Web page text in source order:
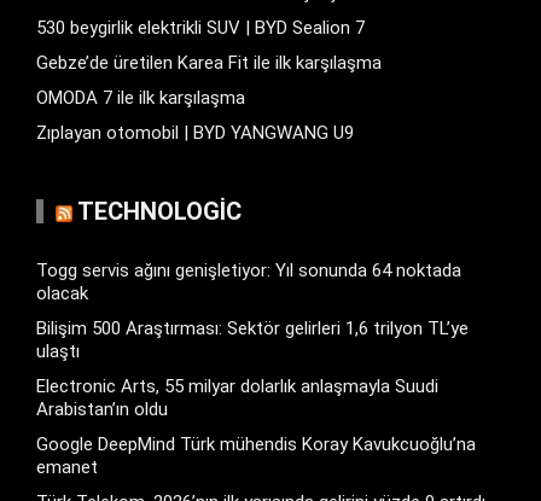
530 beygirlik elektrikli SUV | BYD Sealion 7
Gebze’de üretilen Karea Fit ile ilk karşılaşma
OMODA 7 ile ilk karşılaşma
Zıplayan otomobil | BYD YANGWANG U9
TECHNOLOGIC
Togg servis ağını genişletiyor: Yıl sonunda 64 noktada
olacak
Bilişim 500 Araştırması: Sektör gelirleri 1,6 trilyon TL’ye
ulaştı
Electronic Arts, 55 milyar dolarlık anlaşmayla Suudi
Arabistan’ın oldu
Google DeepMind Türk mühendis Koray Kavukcuoğlu’na
emanet